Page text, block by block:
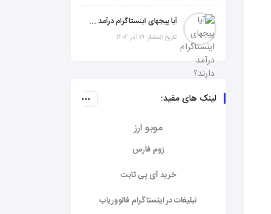
آیا پیجهای اینستاگرام درآمد دارند؟ راز موفقیت با استراتژی هوشمندانه
تاریخ انتشار: 19 آذر 1404
لینک های مفید:
موبو ارز
زوم فارس
خرید آی پی ثابت
تبلیغات در اینستاگرام فالووریاب